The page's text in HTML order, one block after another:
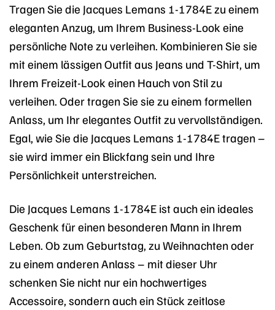
Tragen Sie die Jacques Lemans 1-1784E zu einem
eleganten Anzug, um Ihrem Business-Look eine
persönliche Note zu verleihen. Kombinieren Sie sie
mit einem lässigen Outfit aus Jeans und T-Shirt, um
Ihrem Freizeit-Look einen Hauch von Stil zu
verleihen. Oder tragen Sie sie zu einem formellen
Anlass, um Ihr elegantes Outfit zu vervollständigen.
Egal, wie Sie die Jacques Lemans 1-1784E tragen –
sie wird immer ein Blickfang sein und Ihre
Persönlichkeit unterstreichen.
Die Jacques Lemans 1-1784E ist auch ein ideales
Geschenk für einen besonderen Mann in Ihrem
Leben. Ob zum Geburtstag, zu Weihnachten oder
zu einem anderen Anlass – mit dieser Uhr
schenken Sie nicht nur ein hochwertiges
Accessoire, sondern auch ein Stück zeitlose